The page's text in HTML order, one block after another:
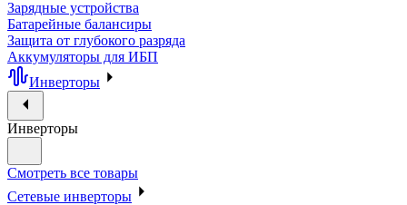
Зарядные устройства
Батарейные балансиры
Защита от глубокого разряда
Аккумуляторы для ИБП
Инверторы
Инверторы
Смотреть все товары
Сетевые инверторы